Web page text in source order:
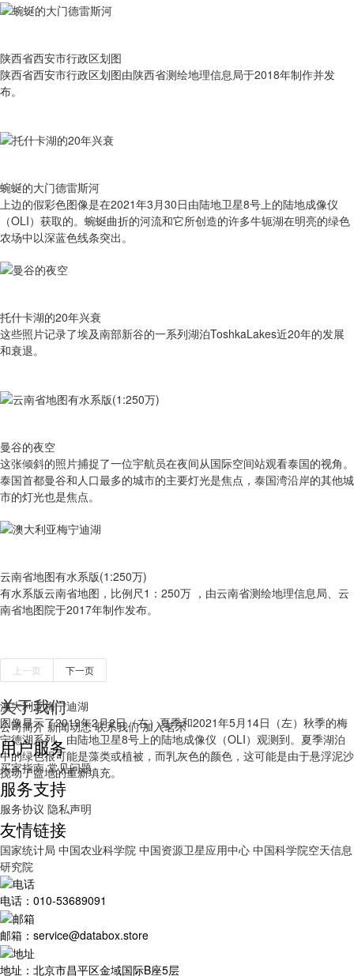
陕西省西安市行政区划图
陕西省西安市行政区划图由陕西省测绘地理信息局于2018年制作并发
布。
蜿蜒的大门德雷斯河
上边的假彩色图像是在2021年3月30日由陆地卫星8号上的陆地成像仪
（OLI）获取的。蜿蜒曲折的河流和它所创造的许多牛轭湖在明亮的绿色
农场中以深蓝色线条突出。
托什卡湖的20年兴衰
这些照片记录了埃及南部新谷的一系列湖泊ToshkaLakes近20年的发展
和衰退。
曼谷的夜空
这张倾斜的照片捕捉了一位宇航员在夜间从国际空间站观看泰国的视角。
泰国首都曼谷和人口最多的城市的主要灯光是焦点，泰国湾沿岸的其他城
市的灯光也是焦点。
云南省地图有水系版(1:250万)
有​水系版云南省地图，比例尺1：250万 ，由云南省测绘地理信息局、云
南省地图院于2017年制作发布。
澳大利亚梅宁迪湖
图像显示了2019年2月2日（右）夏季和2021年5月14日（左）秋季的梅
宁德湖系列，由陆地卫星8号上的陆地成像仪（OLI）观测到。夏季湖泊
中的绿色很可能是藻类或植被，而乳灰色的颜色，这可能是由于悬浮泥沙
搅动了盆地的重新填充。
上一页 下一页
关于我们
公司简介 新闻动态 联系我们 加入茗禾
用户服务
买家指南 常见问题
服务支持
服务协议 隐私声明
友情链接
国家统计局 中国农业科学院 中国资源卫星应用中心 中国科学院空天信息
研究院
电话：010-53689091
邮箱：service@databox.store
地址：北京市昌平区金域国际B座5层